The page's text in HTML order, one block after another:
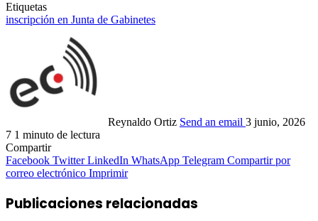
Etiquetas
inscripción en Junta de Gabinetes
Reynaldo Ortiz Send an email 3 junio, 2026
7 1 minuto de lectura
Compartir
Facebook Twitter LinkedIn WhatsApp Telegram Compartir por
correo electrónico Imprimir
Publicaciones relacionadas